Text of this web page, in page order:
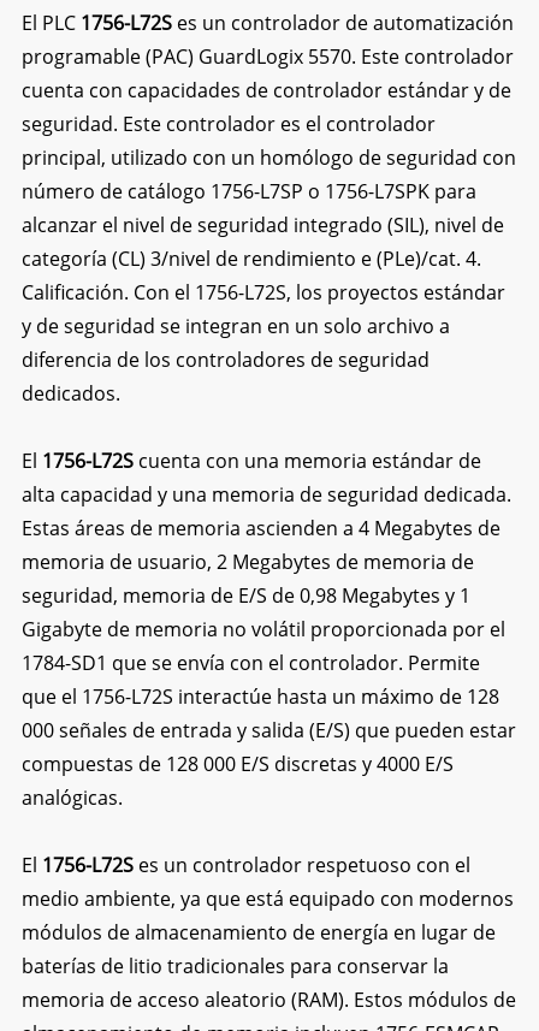
El PLC 1756-L72Ses un controlador de automatización
programable (PAC) GuardLogix 5570. Este controlador
cuenta con capacidades de controlador estándar y de
seguridad. Este controlador es el controlador
principal, utilizado con un homólogo de seguridad con
número de catálogo 1756-L7SP o 1756-L7SPK para
alcanzar el nivel de seguridad integrado (SIL), nivel de
categoría (CL) 3/nivel de rendimiento e (PLe)/cat. 4.
Calificación. Con el 1756-L72S, los proyectos estándar
y de seguridad se integran en un solo archivo a
diferencia de los controladores de seguridad
dedicados.
El 1756-L72S cuenta con una memoria estándar de
alta capacidad y una memoria de seguridad dedicada.
Estas áreas de memoria ascienden a 4 Megabytes de
memoria de usuario, 2 Megabytes de memoria de
seguridad, memoria de E/S de 0,98 Megabytes y 1
Gigabyte de memoria no volátil proporcionada por el
1784-SD1 que se envía con el controlador. Permite
que el 1756-L72S interactúe hasta un máximo de 128
000 señales de entrada y salida (E/S) que pueden estar
compuestas de 128 000 E/S discretas y 4000 E/S
analógicas.
El 1756-L72Ses un controlador respetuoso con el
medio ambiente, ya que está equipado con modernos
módulos de almacenamiento de energía en lugar de
baterías de litio tradicionales para conservar la
memoria de acceso aleatorio (RAM). Estos módulos de